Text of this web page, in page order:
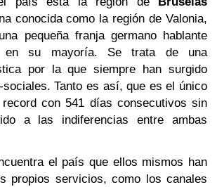
conocida como la región de Valonia,
pequeña franja germano hablante
en su mayoría. Se trata de una
por la que siempre han surgido
Tanto es así, que es el único
con 541 días consecutivos sin
a las indiferencias entre ambas
el país que ellos mismos han
propios servicios, como los canales